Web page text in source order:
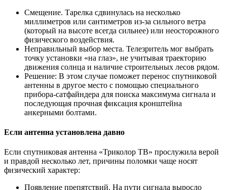
Смещение. Тарелка сдвинулась на несколько
миллиметров или сантиметров из-за сильного ветра
(который на высоте всегда сильнее) или неосторожного
физического воздействия.
Неправильный выбор места. Телезритель мог выбрать
точку установки «на глаз», не учитывая траекторию
движения солнца и наличие строительных лесов рядом.
Решение: В этом случае поможет перенос спутниковой
антенны в другое место с помощью специального
прибора-сатфайндера для поиска максимума сигнала и
последующая прочная фиксация кронштейна
анкерными болтами.
Если антенна установлена давно
Если спутниковая антенна «Триколор ТВ» прослужила верой
и правдой несколько лет, причины поломки чаще носят
физический характер:
Появление препятствий. На пути сигнала выросло